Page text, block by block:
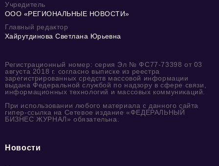
Учредитель
ООО «РЕГИОНАЛЬНЫЕ НОВОСТИ»
Главный редактор
Хайрутдинова Светлана Юрьевна
Регистрационный номер: серия Эл № ФС77-73398 от 03
августа 2018 г. согласно выписке из реестра
зарегистрированных средств массовой информации
выдана Федеральной службой по надзору в сфере связи,
информационных технологий и массовых коммуникаций.
При использовании любого материала с данного сайта
гипер-ссылка на Сетевое издание «ФЕДЕРАЛЬНЫЙ
БИЗНЕС ЖУРНАЛ» обязательна.
Новости